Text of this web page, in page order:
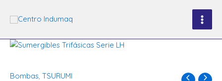
Bombas TSURUMI